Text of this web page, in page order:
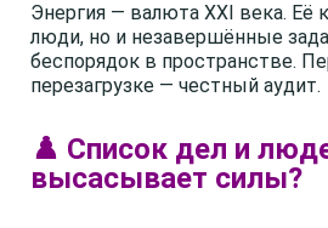
Энергия — валюта XXI века. Её
люди, но и незавершённые
беспорядок в пространстве.
перезагрузке — честный аудит.
♟️ Список дел и
высасывает силы?